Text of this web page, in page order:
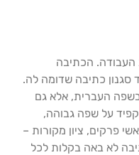
העבודה. הכתיבה
סגנון כתיבה שדומה לה.
העברית, אלא גם
על שפה גבוהה,
פרקים, ציון מקורות –
לא באה בקלות לכל